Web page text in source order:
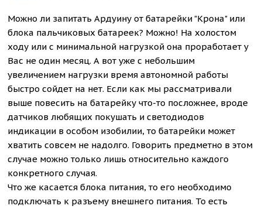
Можно ли запитать Ардуину от батарейки "Крона" или
блока пальчиковых батареек? Можно! На холостом
ходу или с минимальной нагрузкой она проработает у
Вас не один месяц. А вот уже с небольшим
увеличением нагрузки время автономной работы
быстро сойдет на нет. Если как мы рассматривали
выше повесить на батарейку что-то посложнее, вроде
датчиков любящих покушать и светодиодов
индикации в особом изобилии, то батарейки может
хватить совсем не надолго. Говорить предметно в этом
случае можно только лишь относительно каждого
конкретного случая.
Что же касается блока питания, то его необходимо
подключать к разъему внешнего питания. То есть